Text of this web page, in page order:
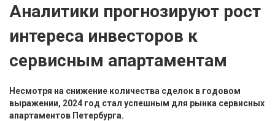
Аналитики прогнозируют рост
интереса инвесторов к
сервисным апартаментам
Несмотря на снижение количества сделок в годовом
выражении, 2024 год стал успешным для рынка сервисных
апартаментов Петербурга.